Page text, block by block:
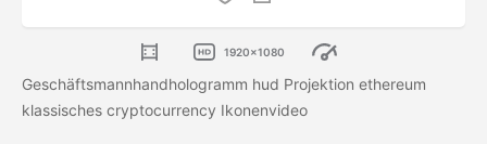
1920x1080
Geschäftsmannhandhologramm hud Projektion ethereum
klassisches cryptocurrency Ikonenvideo